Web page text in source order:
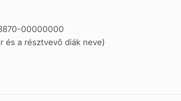
00000000
és a résztvevő diák neve)